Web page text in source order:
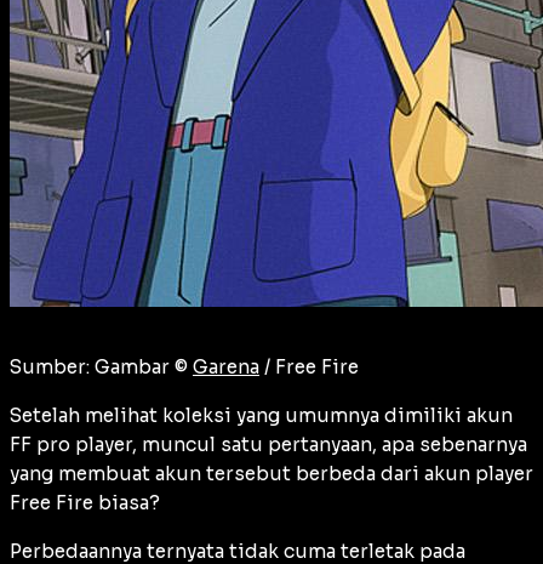
Sumber: Gambar © Garena / Free Fire
Setelah melihat koleksi yang umumnya dimiliki akun
FF pro player, muncul satu pertanyaan, apa sebenarnya
yang membuat akun tersebut berbeda dari akun player
Free Fire biasa?
Perbedaannya ternyata tidak cuma terletak pada